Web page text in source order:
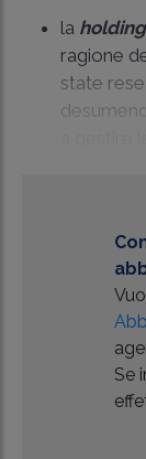
la holding
ragione
state
Se